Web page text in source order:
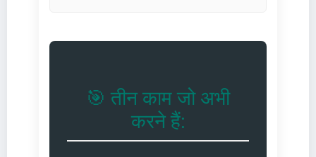
🎯 तीन काम जो अभी
करने हैं: